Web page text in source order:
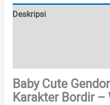
Deskripsi
Baby Cute
Karakter Bordir –